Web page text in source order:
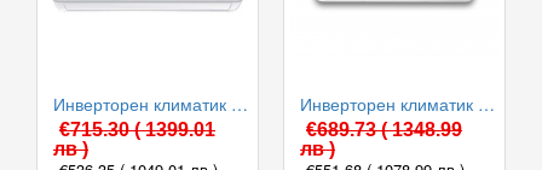
Инверторен климатик Crown CIT-12FO62AS, 12 000 BTU, Клас A++
€715.30( 1399.01
лв )
Инверторен климатик Alpin ASW-35ETE, Elite, WIFI, 12000 BTU, Клас А++
€689.73( 1348.99
лв )